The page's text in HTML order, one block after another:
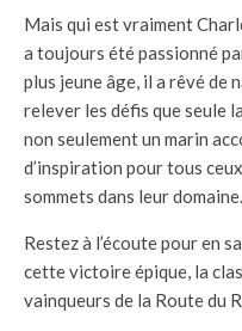
Mais qui est vraiment
a toujours été passionné
plus jeune âge, il a rêvé de
relever les défis que seule
non seulement un marin
d’inspiration pour tous
sommets dans leur domaine.
Restez à l’écoute pour en
cette victoire épique, la
vainqueurs de la Route du